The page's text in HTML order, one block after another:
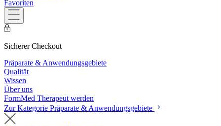
Favoriten
Sicherer Checkout
Präparate & Anwendungsgebiete
Qualität
Wissen
Über uns
FormMed Therapeut werden
Zur Kategorie Präparate & Anwendungsgebiete